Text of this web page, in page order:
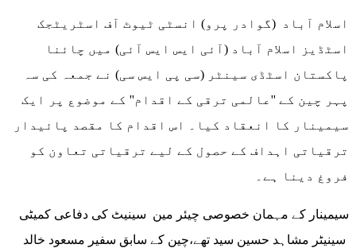
اسلام آباد (گوادر پرو) انسٹی ٹیوٹ آف اسٹریٹجک
اسٹڈیز اسلام آباد (آئی ایس ایس آئی) میں چائنا
پاکستان اسٹڈی سینٹر (سی پی ایس سی) نے جمعہ کی سہ
پہر چین کے ''عالمی ترقی کے اقدام'' کے موضوع پر ایک
سیمینار کا انعقاد کیا۔ اس اقدام کا مقصد پائیدار
ترقیاتی اہداف کے حصول کے لیے ترقیاتی تعاون کو
فروغ دینا ہے۔
سیمینار کے مہمان خصوصی چیئر مین سینیٹ کی دفاعی کمیٹی
سینیٹر مشاہد حسین سید تھے،چین کے سابق سفیر مسعود خالد